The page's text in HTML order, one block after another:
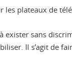
les plateaux de
exister sans
Il s’agit